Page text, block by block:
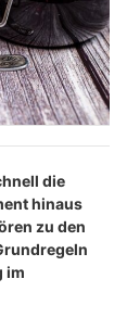
die
hinaus
zu den
im